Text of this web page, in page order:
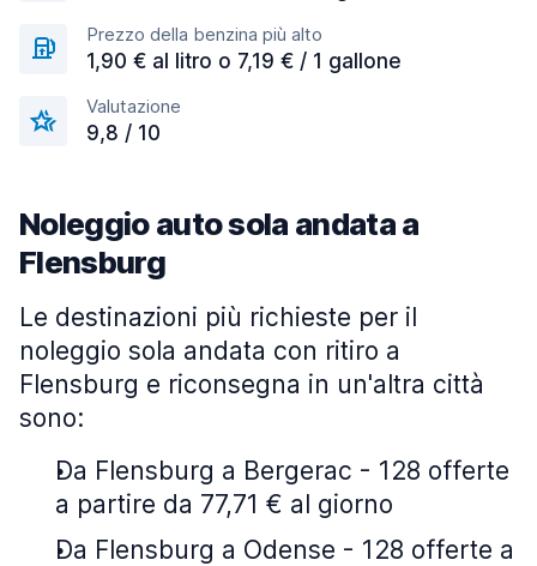
Prezzo della benzina più alto
1,90 € al litro o 7,19 € / 1 gallone
Valutazione
9,8 / 10
Noleggio auto sola andata a
Flensburg
Le destinazioni più richieste per il
noleggio sola andata con ritiro a
Flensburg e riconsegna in un'altra città
sono:
Da Flensburg a Bergerac - 128 offerte
a partire da 77,71 € al giorno
Da Flensburg a Odense - 128 offerte a